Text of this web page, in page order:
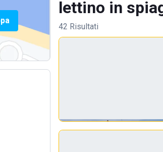
lettino in
42 Risultati